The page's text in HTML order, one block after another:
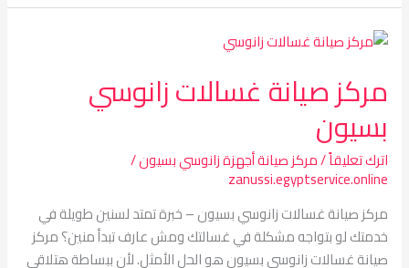
مركز صيانة غسالات زانوسي
بسيون
اترك تعليقاً/مركز صيانة أجهزة زانوسي بسيون/
zanussi.egyptservice.online
مركز صيانة غسالات زانوسي بسيون – خبرة تمتد لسنين طويلة في
خدمتك لو بتواجه مشكلة في غسالتك ومش عارف تبدأ منين؟ مركز
صيانة غسالات زانوسي بسيون هو الحل الأمثل. لأن ببساطة هتلاقي
مركز
غسالات
زانوسي
بسيون